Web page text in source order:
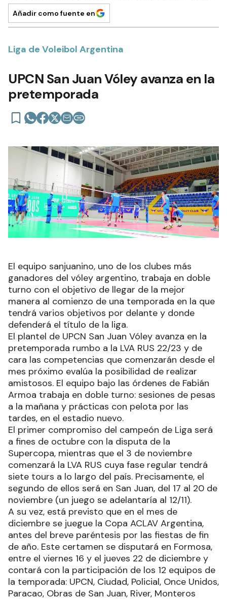
Añadir como fuente en
Liga de Voleibol Argentina
UPCN San Juan Vóley avanza en la
pretemporada
El equipo sanjuanino, uno de los clubes más
ganadores del vóley argentino, trabaja en doble
turno con el objetivo de llegar de la mejor
manera al comienzo de una temporada en la que
tendrá varios objetivos por delante y donde
defenderá el título de la liga.
El plantel de UPCN San Juan Vóley avanza en la
pretemporada rumbo a la LVA RUS 22/23 y de
cara las competencias que comenzarán desde el
mes próximo evalúa la posibilidad de realizar
amistosos. El equipo bajo las órdenes de Fabián
Armoa trabaja en doble turno: sesiones de pesas
a la mañana y prácticas con pelota por las
tardes, en el estadio nuevo.
El primer compromiso del campeón de Liga será
a fines de octubre con la disputa de la
Supercopa, mientras que el 3 de noviembre
comenzará la LVA RUS cuya fase regular tendrá
siete tours a lo largo del país. Precisamente, el
segundo de ellos será en San Juan, del 17 al 20 de
noviembre (un juego se adelantaría al 12/11).
A su vez, está previsto que en el mes de
diciembre se juegue la Copa ACLAV Argentina,
antes del breve paréntesis por las fiestas de fin
de año. Este certamen se disputará en Formosa,
entre el viernes 16 y el jueves 22 de diciembre y
contará con la participación de los 12 equipos de
la temporada: UPCN, Ciudad, Policial, Once Unidos,
Paracao, Obras de San Juan, River, Monteros